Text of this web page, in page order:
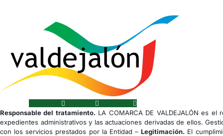
Responsable del tratamiento.LA COMARCA DE VALDEJALÓN es
expedientes administrativos y las actuaciones derivadas de ellos.
con los servicios prestados por la Entidad –Legitimación. El